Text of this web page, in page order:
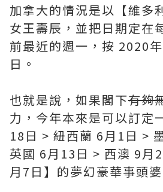
加拿大的情況是以【維多
女王壽辰，並把日期定在
前最近的週一，按 2020
日。
也就是說，如果閣下有夠
力，今年本來是可以訂定
18日 > 紐西蘭 6月1日 >
英國 6月13日 > 西澳 9月
月7日】的夢幻豪華事頭